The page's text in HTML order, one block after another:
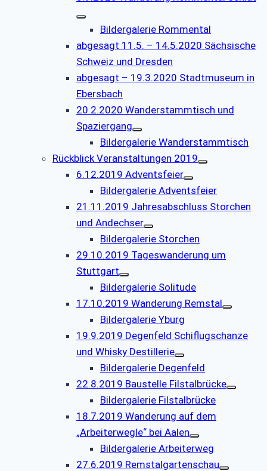
Bildergalerie Rommental
abgesagt 11.5. – 14.5.2020 Sächsische
Schweiz und Dresden
abgesagt – 19.3.2020 Stadtmuseum in
Ebersbach
20.2.2020 Wanderstammtisch und
Spaziergang
Bildergalerie Wanderstammtisch
Rückblick Veranstaltungen 2019
6.12.2019 Adventsfeier
Bildergalerie Adventsfeier
21.11.2019 Jahresabschluss Storchen
und Andechser
Bildergalerie Storchen
29.10.2019 Tageswanderung um
Stuttgart
Bildergalerie Solitude
17.10.2019 Wanderung Remstal
Bildergalerie Yburg
19.9.2019 Degenfeld Schiflugschanze
und Whisky Destillerie
Bildergalerie Degenfeld
22.8.2019 Baustelle Filstalbrücke
Bildergalerie Filstalbrücke
18.7.2019 Wanderung auf dem
„Arbeiterwegle“ bei Aalen
Bildergalerie Arbeiterweg
27.6.2019 Remstalgartenschau